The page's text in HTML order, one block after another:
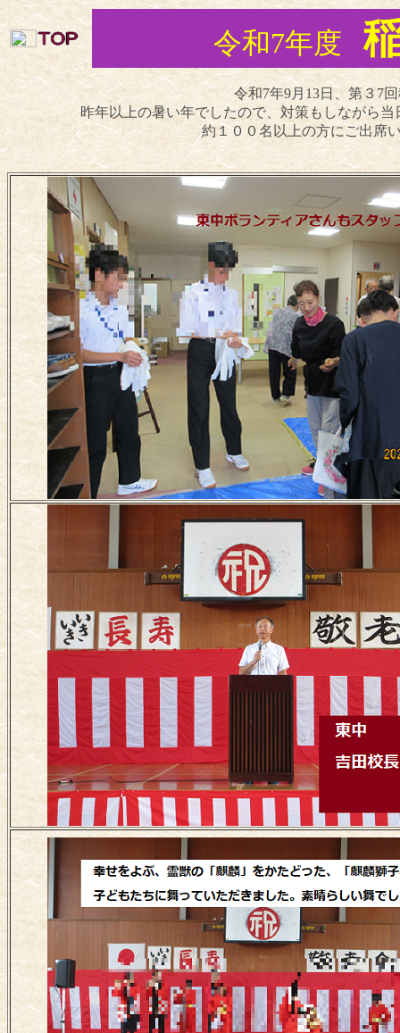
令和7年度
令和7年9月13日、第３7
昨年以上の暑い年でしたので、対策もしながら
約１００名以上の方にご出席